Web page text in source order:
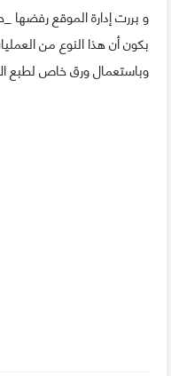
و بررت إدارة الموقع رفضها
بكون أن هذا النوع من
وباستعمال ورق خاص لطبع